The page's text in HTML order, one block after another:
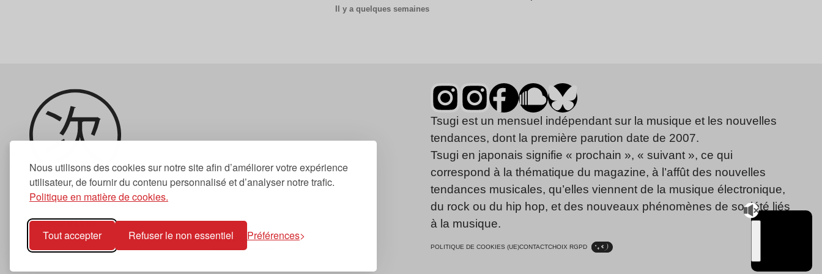
Nous utilisons des cookies sur notre site afin d’améliorer votre expérience
utilisateur, de fournir du contenu personnalisé et d’analyser notre trafic.
Politique en matière de cookies.
Tout accepter Refuser le non essentiel Préférences
Il y a quelques semaines
Newsletter
S'abonner
Tsugi est un mensuel indépendant sur la musique et les nouvelles
tendances, dont la première parution date de 2007.
Tsugi en japonais signifie « prochain », « suivant », ce qui
correspond à la thématique du magazine, à l’affût des nouvelles
tendances musicales, qu’elles viennent de la musique électronique,
du rock ou du hip hop, et des nouveaux phénomènes de société liés
à la musique.
POLITIQUE DE COOKIES (UE)CONTACTCHOIX RGPD